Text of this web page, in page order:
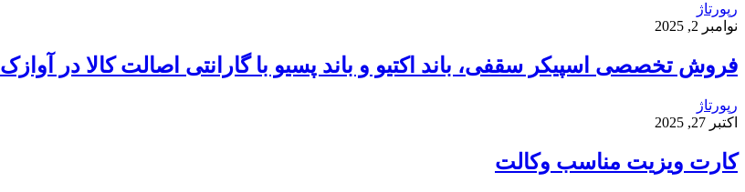
رپورتاژ
نوامبر 2, 2025
فروش تخصصی اسپیکر سقفی، باند اکتیو و باند پسیو با گارانتی اصالت کالا در آوازک
رپورتاژ
اکتبر 27, 2025
کارت ویزیت مناسب وکالت